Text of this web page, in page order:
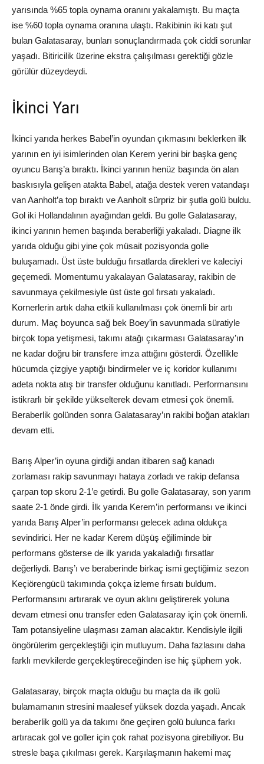
yarısında %65 topla oynama oranını yakalamıştı. Bu maçta
ise %60 topla oynama oranına ulaştı. Rakibinin iki katı şut
bulan Galatasaray, bunları sonuçlandırmada çok ciddi sorunlar
yaşadı. Bitiricilik üzerine ekstra çalışılması gerektiği gözle
görülür düzeydeydi.
İkinci Yarı
İkinci yarıda herkes Babel’in oyundan çıkmasını beklerken ilk
yarının en iyi isimlerinden olan Kerem yerini bir başka genç
oyuncu Barış’a bıraktı. İkinci yarının henüz başında ön alan
baskısıyla gelişen atakta Babel, atağa destek veren vatandaşı
van Aanholt’a top bıraktı ve Aanholt sürpriz bir şutla golü buldu.
Gol iki Hollandalının ayağından geldi. Bu golle Galatasaray,
ikinci yarının hemen başında beraberliği yakaladı. Diagne ilk
yarıda olduğu gibi yine çok müsait pozisyonda golle
buluşamadı. Üst üste bulduğu fırsatlarda direkleri ve kaleciyi
geçemedi. Momentumu yakalayan Galatasaray, rakibin de
savunmaya çekilmesiyle üst üste gol fırsatı yakaladı.
Kornerlerin artık daha etkili kullanılması çok önemli bir artı
durum. Maç boyunca sağ bek Boey’in savunmada süratiyle
birçok topa yetişmesi, takımı atağı çıkarması Galatasaray’ın
ne kadar doğru bir transfere imza attığını gösterdi. Özellikle
hücumda çizgiye yaptığı bindirmeler ve iç koridor kullanımı
adeta nokta atış bir transfer olduğunu kanıtladı. Performansını
istikrarlı bir şekilde yükselterek devam etmesi çok önemli.
Beraberlik golünden sonra Galatasaray’ın rakibi boğan atakları
devam etti.
Barış Alper’in oyuna girdiği andan itibaren sağ kanadı
zorlaması rakip savunmayı hataya zorladı ve rakip defansa
çarpan top skoru 2-1’e getirdi. Bu golle Galatasaray, son yarım
saate 2-1 önde girdi. İlk yarıda Kerem’in performansı ve ikinci
yarıda Barış Alper’in performansı gelecek adına oldukça
sevindirici. Her ne kadar Kerem düşüş eğiliminde bir
performans gösterse de ilk yarıda yakaladığı fırsatlar
değerliydi. Barış’ı ve beraberinde birkaç ismi geçtiğimiz sezon
Keçiörengücü takımında çokça izleme fırsatı buldum.
Performansını artırarak ve oyun aklını geliştirerek yoluna
devam etmesi onu transfer eden Galatasaray için çok önemli.
Tam potansiyeline ulaşması zaman alacaktır. Kendisiyle ilgili
öngörülerim gerçekleştiği için mutluyum. Daha fazlasını daha
farklı mevkilerde gerçekleştireceğinden ise hiç şüphem yok.
Galatasaray, birçok maçta olduğu bu maçta da ilk golü
bulamamanın stresini maalesef yüksek dozda yaşadı. Ancak
beraberlik golü ya da takımı öne geçiren golü bulunca farkı
artıracak gol ve goller için çok rahat pozisyona girebiliyor. Bu
stresle başa çıkılması gerek. Karşılaşmanın hakemi maç